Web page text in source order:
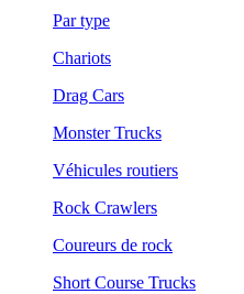
Par type
Chariots
Drag Cars
Monster Trucks
Véhicules routiers
Rock Crawlers
Coureurs de rock
Short Course Trucks